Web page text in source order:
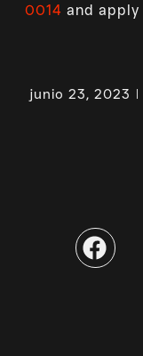
0014 and
junio 23, 2023